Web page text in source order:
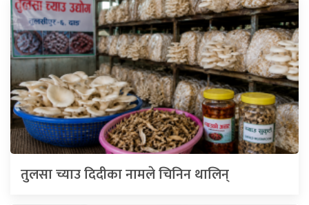
तुलसा च्याउ दिदीका नामले चिनिन थालिन्